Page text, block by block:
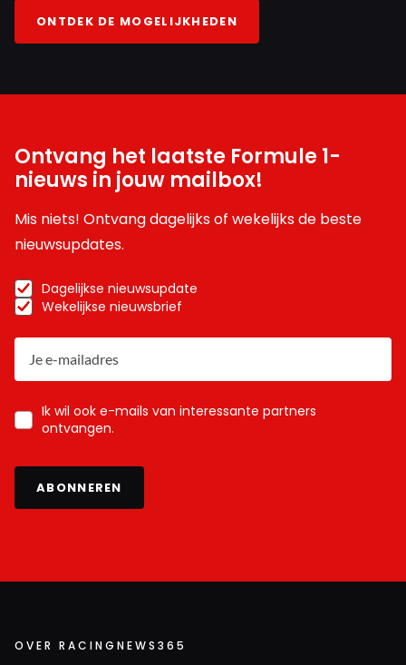
ONTDEK DE MOGELIJKHEDEN
Ontvang het laatste Formule 1-
nieuws in jouw mailbox!
Mis niets! Ontvang dagelijks of wekelijks de beste
nieuwsupdates.
Dagelijkse nieuwsupdate
Wekelijkse nieuwsbrief
Ik wil ook e-mails van interessante partners
ontvangen.
ABONNEREN
OVER RACINGNEWS365